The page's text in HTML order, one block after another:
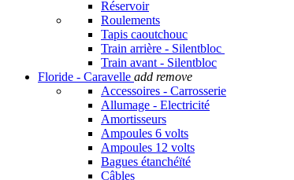
Réservoir
Roulements
Tapis caoutchouc
Train arrière - Silentbloc
Train avant - Silentbloc
Floride - Caravelle add remove
Accessoires - Carrosserie
Allumage - Electricité
Amortisseurs
Ampoules 6 volts
Ampoules 12 volts
Bagues étanchéïté
Câbles